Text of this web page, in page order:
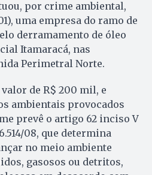
por crime ambiental,
uma empresa do ramo de
derramamento de óleo
Itamaracá, nas
Perimetral Norte.
de R$ 200 mil, e
ambientais provocados
prevê o artigo 62 inciso V
08, que determina
no meio ambiente
gasosos ou detritos,